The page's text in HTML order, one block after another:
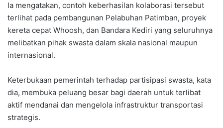
Ia mengatakan, contoh keberhasilan kolaborasi tersebut
terlihat pada pembangunan Pelabuhan Patimban, proyek
kereta cepat Whoosh, dan Bandara Kediri yang seluruhnya
melibatkan pihak swasta dalam skala nasional maupun
internasional.
Keterbukaan pemerintah terhadap partisipasi swasta, kata
dia, membuka peluang besar bagi daerah untuk terlibat
aktif mendanai dan mengelola infrastruktur transportasi
strategis.